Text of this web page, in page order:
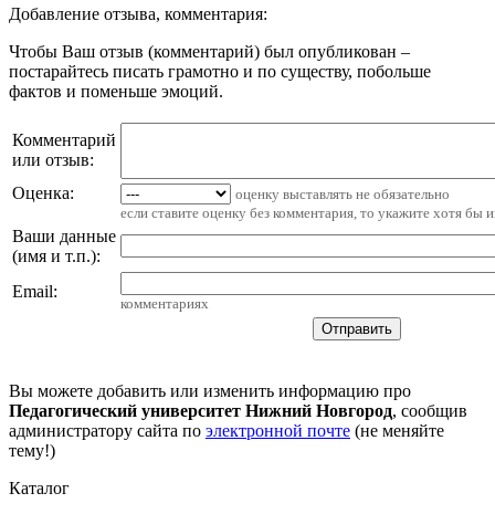
Добавление отзыва, комментария:
Чтобы Ваш отзыв (комментарий) был опубликован –
постарайтесь писать грамотно и по существу, побольше
фактов и поменьше эмоций.
Комментарий
или отзыв:
Оценка:
оценку выставлять не обязательно
если ставите оценку без комментария, то укажите хотя бы
Ваши данные
(имя и т.п.):
Email:
комментариях
Вы можете добавить или изменить информацию про
Педагогический университет Нижний Новгород, сообщив
администратору сайта по электронной почте (не меняйте
тему!)
Каталог